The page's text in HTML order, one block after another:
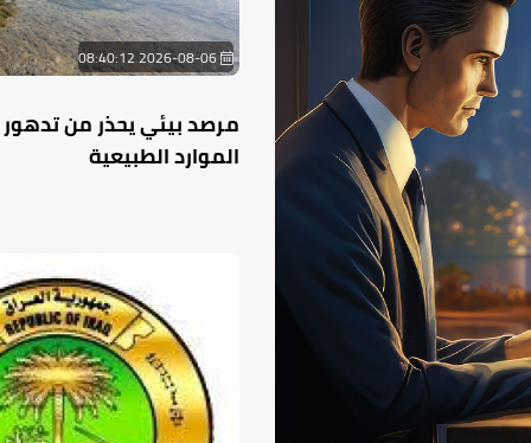
2026-08-06 08:40:12
مرصد بيئي يحذر من
الموارد الطبيعية